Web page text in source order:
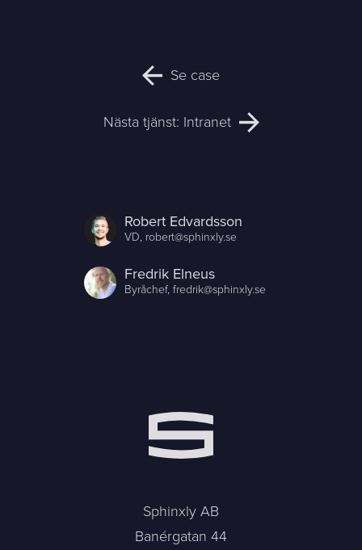
Se case
Nästa tjänst: Intranet
Robert Edvardsson
VD, robert@sphinxly.se
Fredrik Elneus
Byråchef,fredrik@sphinxly.se
Sphinxly AB
Banérgatan 44